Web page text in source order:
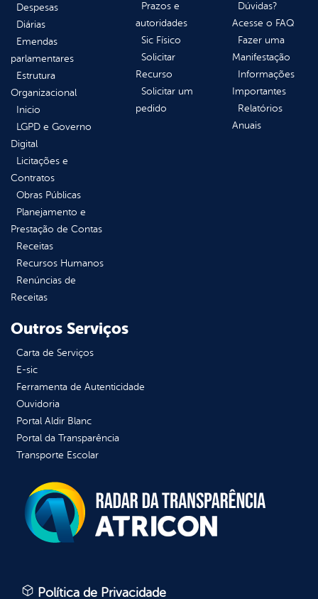
Despesas
Diárias
Emendas
parlamentares
Estrutura
Organizacional
Inicio
LGPD e Governo
Digital
Licitações e
Contratos
Obras Públicas
Planejamento e
Prestação de Contas
Receitas
Recursos Humanos
Renúncias de
Receitas
Prazos e
autoridades
Sic Físico
Solicitar
Recurso
Solicitar um
pedido
Dúvidas?
Acesse o FAQ
Fazer uma
Manifestação
Informações
Importantes
Relatórios
Anuais
Outros Serviços
Carta de Serviços
E-sic
Ferramenta de Autenticidade
Ouvidoria
Portal Aldir Blanc
Portal da Transparência
Transporte Escolar
Política de Privacidade